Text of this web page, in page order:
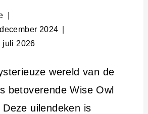
2024
juli 2026
wereld van de
betoverende Wise Owl
Deze uilendeken is